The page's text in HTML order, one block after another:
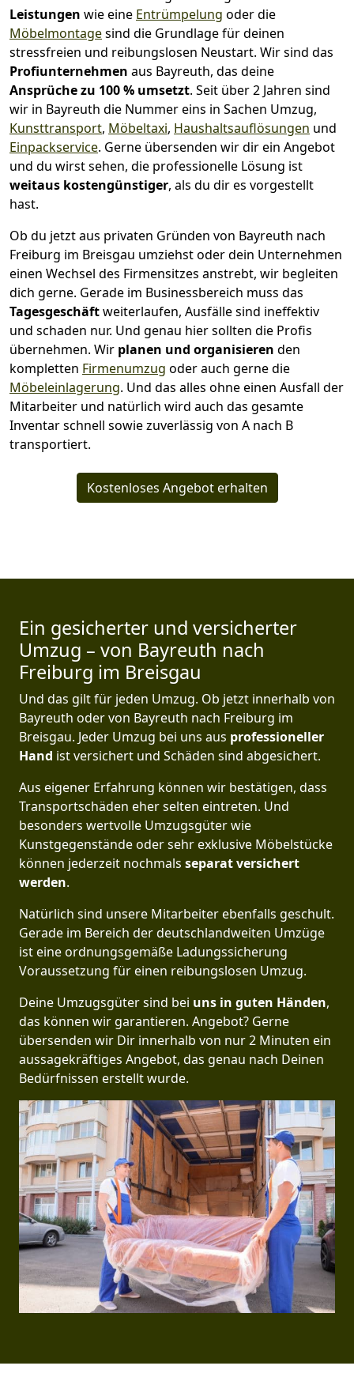
Leistungen wie eine Entrümpelung oder die
Möbelmontagesind die Grundlage für deinen
stressfreien und reibungslosen Neustart. Wir sind das
Profiunternehmen aus Bayreuth, das deine
Ansprüche zu 100 % umsetzt. Seit über 2 Jahren sind
wir in Bayreuth die Nummer eins in Sachen Umzug,
Kunsttransport, Möbeltaxi, Haushaltsauflösungen und
Einpackservice. Gerne übersenden wir dir ein Angebot
und du wirst sehen, die professionelle Lösung ist
weitaus kostengünstiger, als du dir es vorgestellt
hast.
Ob du jetzt aus privaten Gründen von Bayreuth nach
Freiburg im Breisgau umziehst oder dein Unternehmen
einen Wechsel des Firmensitzes anstrebt, wir begleiten
dich gerne. Gerade im Businessbereich muss das
Tagesgeschäftweiterlaufen, Ausfälle sind ineffektiv
und schaden nur. Und genau hier sollten die Profis
übernehmen. Wir planen und organisieren den
kompletten Firmenumzug oder auch gerne die
Möbeleinlagerung. Und das alles ohne einen Ausfall der
Mitarbeiter und natürlich wird auch das gesamte
Inventar schnell sowie zuverlässig von A nach B
transportiert.
Kostenloses Angebot erhalten
Ein gesicherter und versicherter
Umzug – von Bayreuth nach
Freiburg im Breisgau
Und das gilt für jeden Umzug. Ob jetzt innerhalb von
Bayreuth oder von Bayreuth nach Freiburg im
Breisgau. Jeder Umzug bei uns aus professioneller
Hand ist versichert und Schäden sind abgesichert.
Aus eigener Erfahrung können wir bestätigen, dass
Transportschäden eher selten eintreten. Und
besonders wertvolle Umzugsgüter wie
Kunstgegenstände oder sehr exklusive Möbelstücke
können jederzeit nochmals separat versichert
werden.
Natürlich sind unsere Mitarbeiter ebenfalls geschult.
Gerade im Bereich der deutschlandweiten Umzüge
ist eine ordnungsgemäße Ladungssicherung
Voraussetzung für einen reibungslosen Umzug.
Deine Umzugsgüter sind bei uns in guten Händen,
das können wir garantieren. Angebot? Gerne
übersenden wir Dir innerhalb von nur 2 Minuten ein
aussagekräftiges Angebot, das genau nach Deinen
Bedürfnissen erstellt wurde.